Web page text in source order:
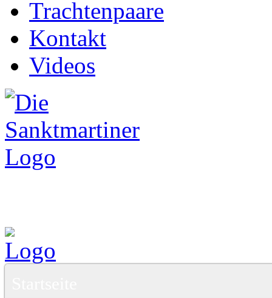
Trachtenpaare
Kontakt
Videos